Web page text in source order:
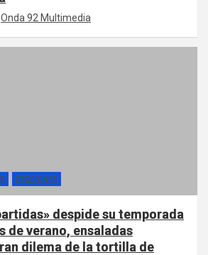
Onda 92 Multimedia
SECCIONES
despide su temporada
de verano, ensaladas
dilema de la tortilla de